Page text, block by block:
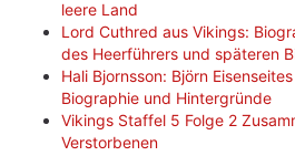
leere Land
Lord Cuthred aus Vikings:
des Heerführers und späteren
Hali Bjornsson: Björn
Biographie und Hintergründe
Vikings Staffel 5 Folge 2
Verstorbenen